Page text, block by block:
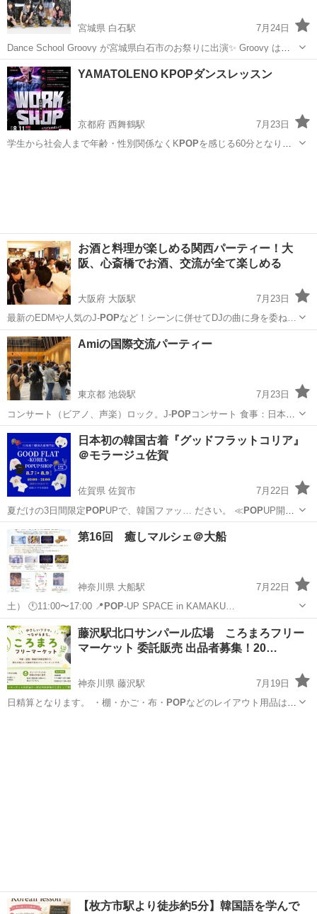
宮城県 白石駅
7月24日
Dance School Groovy が宮城県白石市のお祭りに出演✨ Groovy はイ
ンストラクター佑季の指導のK-popダンスグループです‼︎今回は新しい
グループ『HYPNOTIX 』と登場します✨ 15時30分から出...
宮城 白石市 夏祭り
YAMATOLENO KPOPダンスレッスン
京都府 西舞鶴駅
7月23日
学生から社会人まで年齢・性別関係なくKPOPを感じる60分となりま
お酒と料理が楽しめる関西パーティー！大
阪、心斎橋でお酒、交流が全て楽しめる
大阪府 大阪駅
7月23日
最新のEDMや人気のJ-POPなど！シーンに併せてDJの曲に身を委ね…
大阪 大阪市 大阪駅 パーティー
Amiの国際交流パーティー
東京都 池袋駅
7月23日
コンサート（ビアノ、声楽）ロック。J-POP コンサート 食事：日本料
理、イタリアイ…
東京 豊島区 池袋駅 パーティー 国際交流
日本初の韓国古着『グッドフラットコリア』
＠モラージュ佐賀
佐賀県 佐賀市
7月22日
夏だけの3日間限定POP UPで、韓国ファッ… ださい。 ≪POPUP開催
概要≫ …
佐賀 佐賀市 フリーマーケット
第16回 癒しマルシェ＠大船
神奈川県 大船駅
7月22日
土） 🕚11:00〜17:00 📍 POP-UP SPACE in KAMAKU…
神奈川 鎌倉市 大船駅 その他 マルシェ
藤沢駅北口サンパール広場 ころまろフリー
マーケット 委託販売 出品者募集！20…
神奈川県 藤沢駅
7月19日
日精算となります。 ・棚・かご・布・ POPなどのレイアウト用品は各
【枚方市駅より徒歩約5分】韓国語を学んで